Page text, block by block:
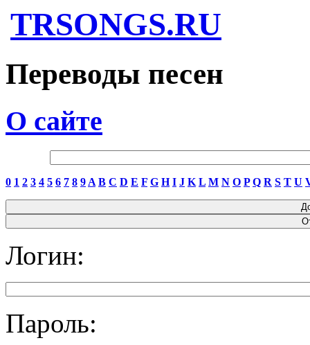
TRSONGS.RU
Переводы песен
О сайте
0 1 2 3 4 5 6 7 8 9 A B C D E F G H I J K L M N O P Q R S T U
Логин:
Пароль: